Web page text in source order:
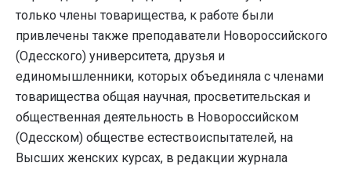
только члены товарищества, к работе были
привлечены также преподаватели Новороссийского
(Одесского) университета, друзья и
единомышленники, которых объединяла с членами
товарищества общая научная, просветительская и
общественная деятельность в Новороссийском
(Одесском) обществе естествоиспытателей, на
Высших женских курсах, в редакции журнала